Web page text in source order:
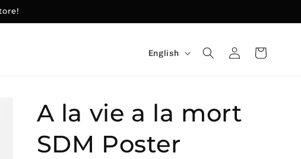
Language
English ConnexionBasket
A la vie a la mort
SDM Poster